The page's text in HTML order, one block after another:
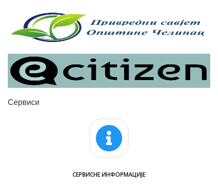
предшколским установама + о
Сервиси
СЕРВИСНЕ ИНФОРМАЦИЈЕ